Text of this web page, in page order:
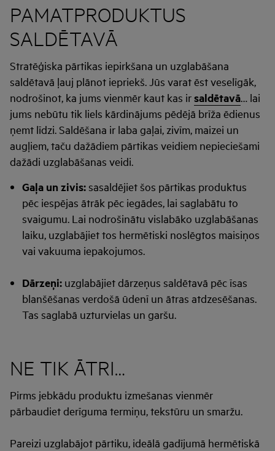
PAMATPRODUKTUS
SALDĒTAVĀ
Stratēģiska pārtikas iepirkšana un uzglabāšana
saldētavā ļauj plānot iepriekš. Jūs varat ēst veselīgāk,
nodrošinot, ka jums vienmēr kaut kas irsaldētavā… lai
jums nebūtu tik liels kārdinājums pēdējā brīža ēdienus
ņemt līdzi. Saldēšana ir laba gaļai, zivīm, maizei un
augļiem, taču dažādiem pārtikas veidiem nepieciešami
dažādi uzglabāšanas veidi.
Gaļa un zivis:sasaldējiet šos pārtikas produktus
pēc iespējas ātrāk pēc iegādes, lai saglabātu to
svaigumu. Lai nodrošinātu vislabāko uzglabāšanas
laiku, uzglabājiet tos hermētiski noslēgtos maisiņos
vai vakuuma iepakojumos.
Dārzeņi: uzglabājiet dārzeņus saldētavā pēc īsas
blanšēšanas verdošā ūdenī un ātras atdzesēšanas.
Tas saglabā uzturvielas un garšu.
NE TIK ĀTRI…
Pirms jebkādu produktu izmešanas vienmēr
pārbaudiet derīguma termiņu, tekstūru un smaržu.
Pareizi uzglabājot pārtiku, ideālā gadījumā hermētiskā